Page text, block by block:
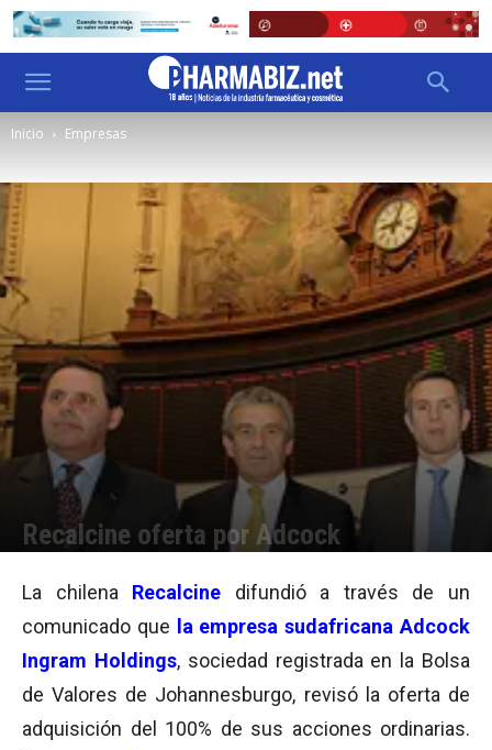
Inicio Empresas
Recalcine oferta por Adcock
La chilena Recalcine difundió a través de un
comunicado que
la empresa sudafricana Adcock
Ingram Holdings, sociedad registrada en la Bolsa
de Valores de Johannesburgo, revisó la oferta de
adquisición del 100% de sus acciones ordinarias.